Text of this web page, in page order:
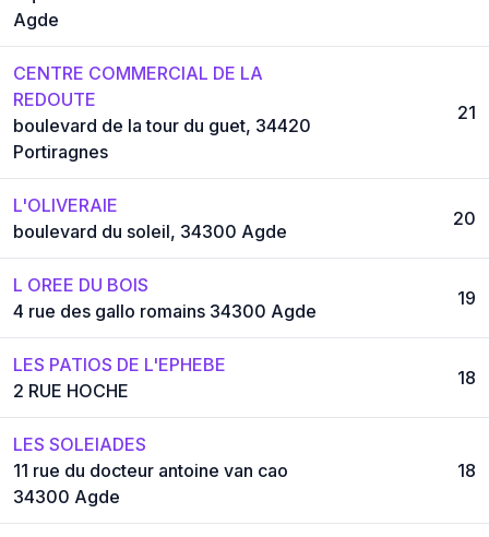
Agde
CENTRE COMMERCIAL DE LA
REDOUTE
boulevard de la tour du guet, 34420
Portiragnes
21
L'OLIVERAIE
boulevard du soleil, 34300 Agde
20
L OREE DU BOIS
4 rue des gallo romains 34300 Agde
19
LES PATIOS DE L'EPHEBE
2 RUE HOCHE
18
LES SOLEIADES
11 rue du docteur antoine van cao
34300 Agde
18